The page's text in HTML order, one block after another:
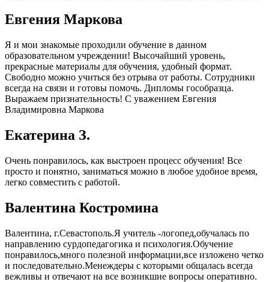
Евгения Маркова
Я и мои знакомые проходили обучение в данном
образовательном учреждении! Высочайший уровень,
прекрасные материалы для обучения, удобный формат.
Свободно можно учиться без отрыва от работы. Сотрудники
всегда на связи и готовы помочь. Дипломы гособразца.
Выражаем признательность! С уважением Евгения
Владимировна Маркова
Екатерина З.
Очень понравилось, как выстроен процесс обучения! Все
просто и понятно, заниматься можно в любое удобное время,
легко совместить с работой.
Валентина Костромина
Валентина, г.Севастополь.Я учитель -логопед,обучалась по
направлению сурдопедагогика и психология.Обучение
понравилось,много полезной информации,все изложено четко
и последовательно.Менеждеры с которыми общалась всегда
вежливы и отвечают на все возникшие вопросы оперативно.